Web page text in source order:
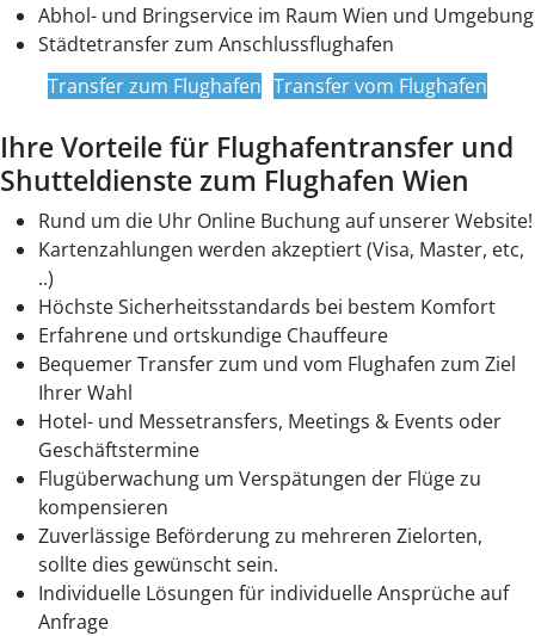
Abhol- und Bringservice im Raum Wien und Umgebung
Städtetransfer zum Anschlussflughafen
Transfer zum Flughafen Transfer vom Flughafen
Ihre Vorteile für Flughafentransfer und
Shutteldienste zum Flughafen Wien
Rund um die Uhr Online Buchung auf unserer Website!
Kartenzahlungen werden akzeptiert (Visa, Master, etc,
..)
Höchste Sicherheitsstandards bei bestem Komfort
Erfahrene und ortskundige Chauffeure
Bequemer Transfer zum und vom Flughafen zum Ziel
Ihrer Wahl
Hotel- und Messetransfers, Meetings & Events oder
Geschäftstermine
Flugüberwachung um Verspätungen der Flüge zu
kompensieren
Zuverlässige Beförderung zu mehreren Zielorten,
sollte dies gewünscht sein.
Individuelle Lösungen für individuelle Ansprüche auf
Anfrage